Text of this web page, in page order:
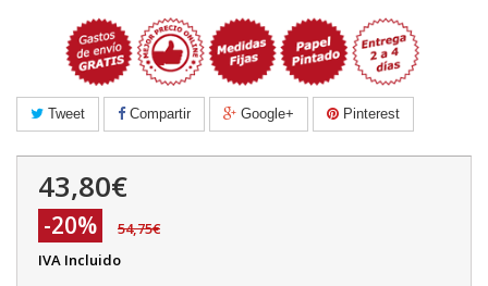
Tweet Compartir Google+ Pinterest
43,80€
-20%
54,75€
IVA Incluido